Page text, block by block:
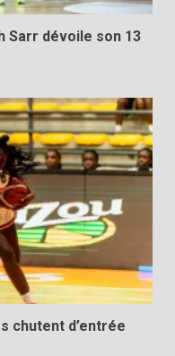
Sarr dévoile son 13
chutent d’entrée